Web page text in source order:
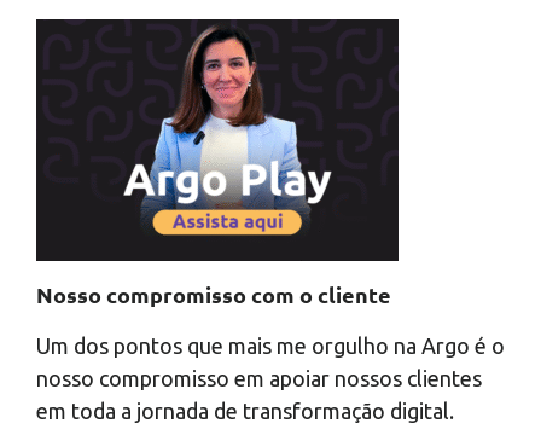
Nosso compromisso com o cliente
Um dos pontos que mais me orgulho na Argo é o
nosso compromisso em apoiar nossos clientes
em toda a jornada de transformação digital.